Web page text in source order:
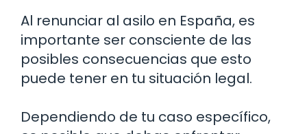
Al renunciar al asilo en España, es
importante ser consciente de las
posibles consecuencias que esto
puede tener en tu situación legal.
Dependiendo de tu caso específico,